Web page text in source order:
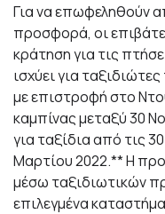
Για να επωφεληθούν
προσφορά, οι
κράτηση για τις
ισχύει για
με επιστροφή στο
καμπίνας μεταξύ 30
για ταξίδια από τις 30
Μαρτίου 2022.** Η
μέσω ταξιδιωτικών
επιλεγμένα